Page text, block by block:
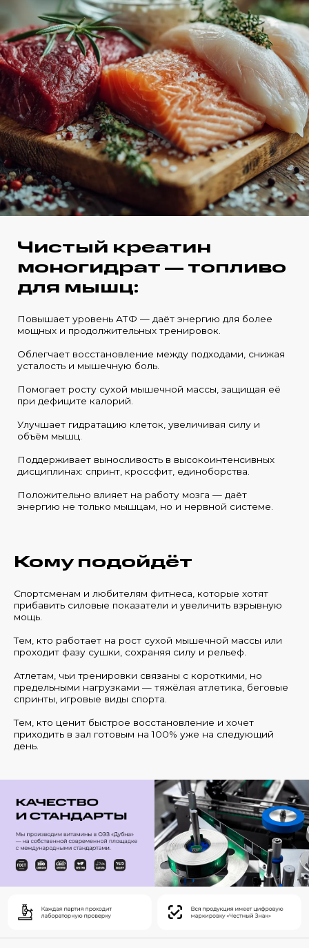
Чистый креатин
моногидрат — топливо
для мышц:
Повышает уровень АТФ — даёт энергию для более
мощных и продолжительных тренировок.
Облегчает восстановление между подходами, снижая
усталость и мышечную боль.
Помогает росту сухой мышечной массы, защищая её
при дефиците калорий.
Улучшает гидратацию клеток, увеличивая силу и
объём мышц.
Поддерживает выносливость в высокоинтенсивных
дисциплинах: спринт, кроссфит, единоборства.
Положительно влияет на работу мозга — даёт
энергию не только мышцам, но и нервной системе.
Кому подойдёт
Спортсменам и любителям фитнеса, которые хотят
прибавить силовые показатели и увеличить взрывную
мощь.
Тем, кто работает на рост сухой мышечной массы или
проходит фазу сушки, сохраняя силу и рельеф.
Атлетам, чьи тренировки связаны с короткими, но
предельными нагрузками — тяжёлая атлетика, беговые
спринты, игровые виды спорта.
Тем, кто ценит быстрое восстановление и хочет
приходить в зал готовым на 100% уже на следующий
день.